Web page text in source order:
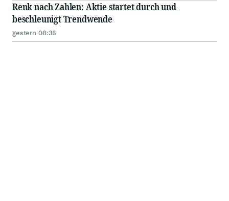
Renk nach Zahlen: Aktie startet durch und
beschleunigt Trendwende
gestern 08:35